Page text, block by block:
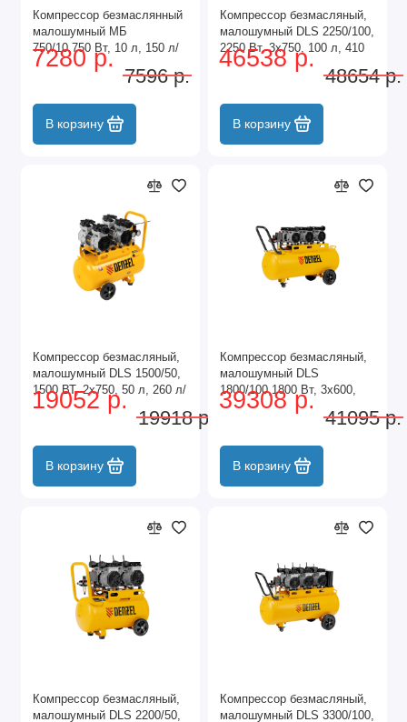
Компрессор безмаслянный
малошумный МБ
750/10,750 Вт, 10 л, 150 л/
мин Сибртех
7280 р.
7596 р.
В корзину
Компрессор безмасляный,
малошумный DLS 2250/100,
2250 Вт, 3x750, 100 л, 410
л/мин блок управления/
46538 р.
48654 р.
В корзину
Компрессор безмасляный,
малошумный DLS 1500/50,
1500 ВТ, 2x750, 50 л, 260 л/
мин Denzel
19052 р.
19918 р.
В корзину
Компрессор безмасляный,
малошумный DLS
1800/100,1800 Вт, 3x600,
100 л, 345 л/мин Denzel
39308 р.
41095 р.
В корзину
Компрессор безмасляный,
малошумный DLS 2200/50,
Компрессор безмасляный,
малошумный DLS 3300/100,